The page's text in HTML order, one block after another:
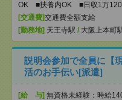
OK ■扶養内OK ■日収1万
[交通費]交通費全額支給
[勤務地] 天王寺駅 / 大阪上本町
説明会参加で全員に【
活のお手伝い[派遣]
[給 与] 無資格未経験：時給